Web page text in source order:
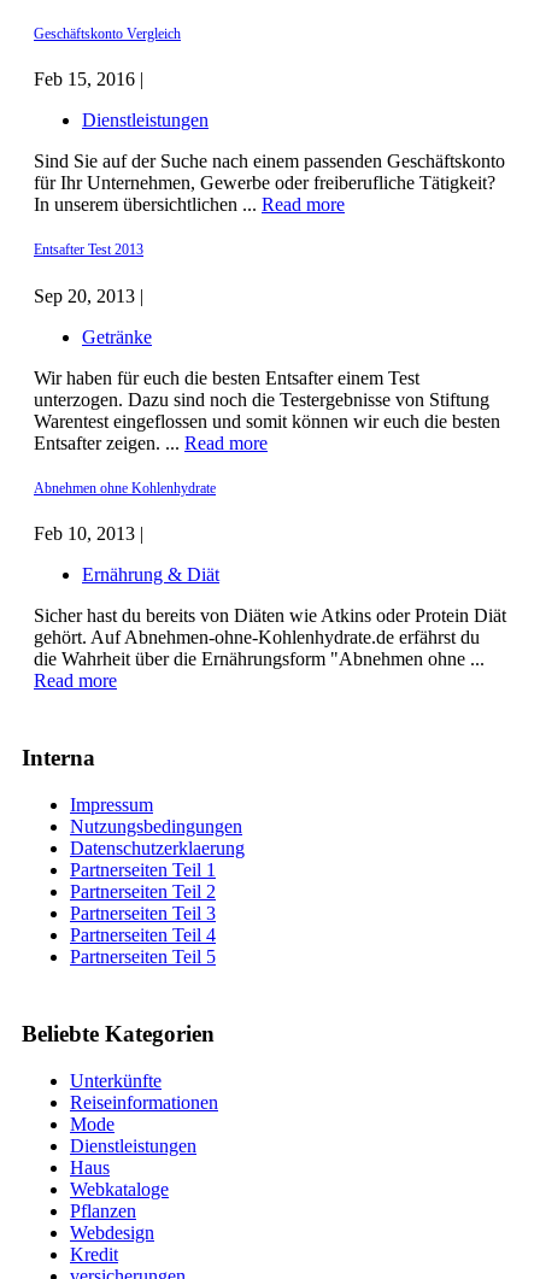
Beliebte Kategorien
Unterkünfte
Reiseinformationen
Mode
Dienstleistungen
Haus
Webkataloge
Pflanzen
Webdesign
Kredit
Geschäftskonto Vergleich
Feb 15, 2016 |
Dienstleistungen
Sind Sie auf der Suche nach einem passenden Geschäftskonto
für Ihr Unternehmen, Gewerbe oder freiberufliche Tätigkeit?
In unserem übersichtlichen ... Read more
Entsafter Test 2013
Sep 20, 2013 |
Getränke
Wir haben für euch die besten Entsafter einem Test
unterzogen. Dazu sind noch die Testergebnisse von Stiftung
Warentest eingeflossen und somit können wir euch die besten
Entsafter zeigen. ... Read more
Abnehmen ohne Kohlenhydrate
Feb 10, 2013 |
Ernährung & Diät
Sicher hast du bereits von Diäten wie Atkins oder Protein Diät
gehört. Auf Abnehmen-ohne-Kohlenhydrate.de erfährst du
die Wahrheit über die Ernährungsform "Abnehmen ohne ...
Read more
Interna
Impressum
Nutzungsbedingungen
Datenschutzerklaerung
Partnerseiten Teil 1
Partnerseiten Teil 2
Partnerseiten Teil 3
Partnerseiten Teil 4
Partnerseiten Teil 5